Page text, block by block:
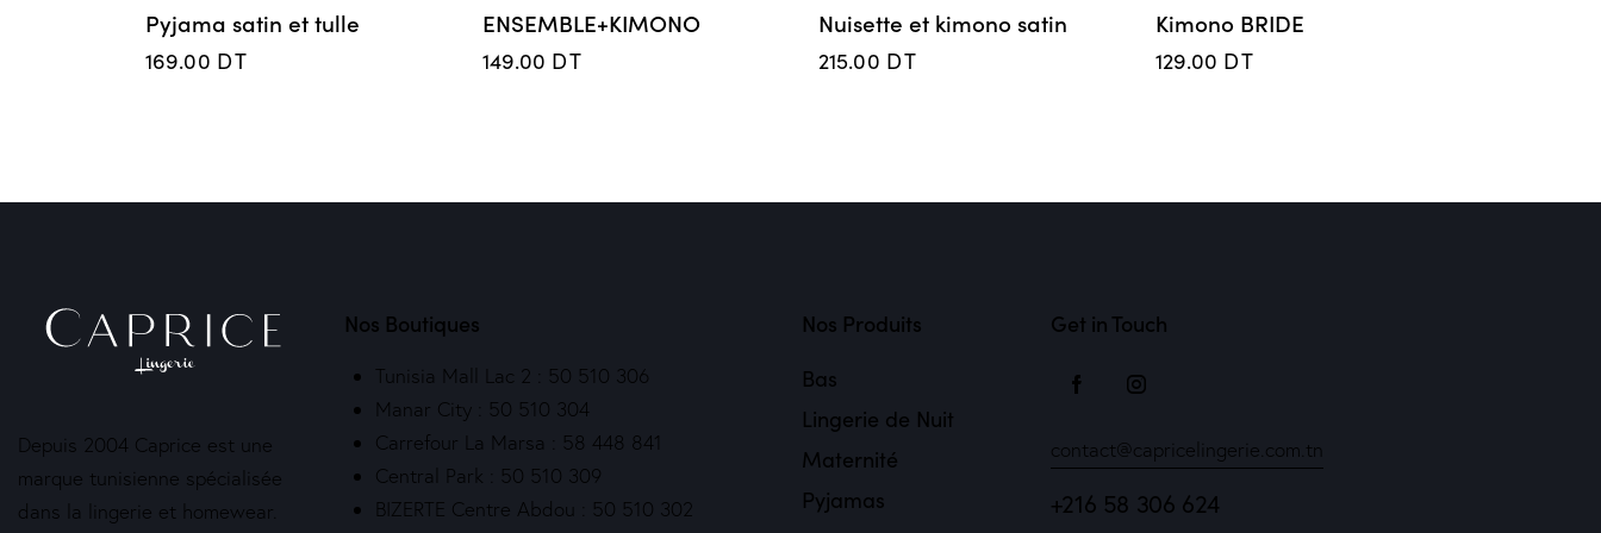
Pyjama satin et tulle
169.00 DT
ENSEMBLE+KIMONO
149.00 DT
Nuisette et kimono satin
215.00 DT
Kimono BRIDE
129.00 DT
Depuis 2004 Caprice est une
marque tunisienne spécialisée
dans la lingerie et homewear.
Nos Boutiques
Tunisia Mall Lac 2 : 50 510 306
Manar City : 50 510 304
Carrefour La Marsa : 58 448 841
Central Park : 50 510 309
BIZERTE Centre Abdou : 50 510 302
Nos Produits
Bas
Lingerie de Nuit
Maternité
Pyjamas
Get in Touch
contact@capricelingerie.com.tn
+216 58 306 624